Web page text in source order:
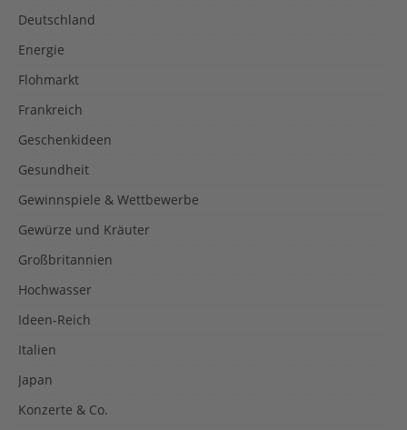
Deutschland
Energie
Flohmarkt
Frankreich
Geschenkideen
Gesundheit
Gewinnspiele & Wettbewerbe
Gewürze und Kräuter
Großbritannien
Hochwasser
Ideen-Reich
Italien
Japan
Konzerte & Co.